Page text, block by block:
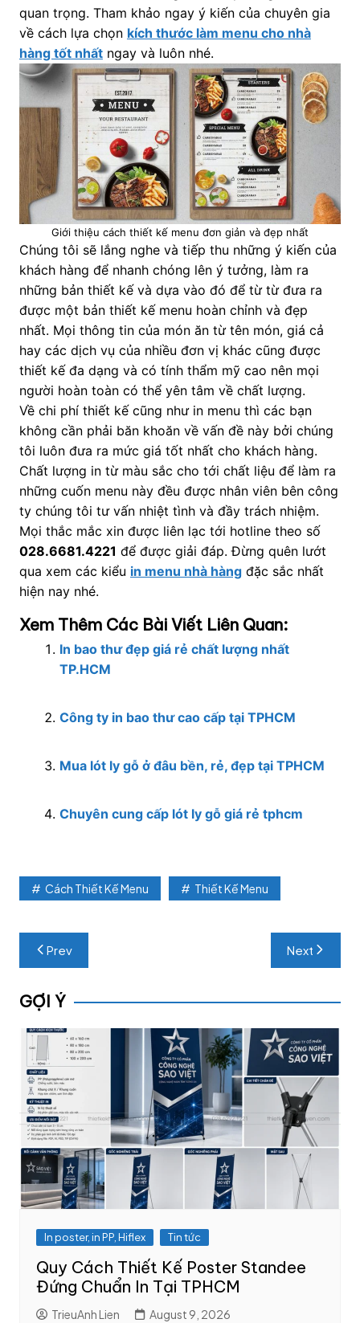
quan trọng. Tham khảo ngay ý kiến của chuyên gia
về cách lựa chọn kích thước làm menu cho nhà
hàng tốt nhấtngay và luôn nhé.
Giới thiệu cách thiết kế menu đơn giản và đẹp nhất
Chúng tôi sẽ lắng nghe và tiếp thu những ý kiến của
khách hàng để nhanh chóng lên ý tưởng, làm ra
những bản thiết kế và dựa vào đó để từ từ đưa ra
được một bản thiết kế menu hoàn chỉnh và đẹp
nhất. Mọi thông tin của món ăn từ tên món, giá cả
hay các dịch vụ của nhiều đơn vị khác cũng được
thiết kế đa dạng và có tính thẩm mỹ cao nên mọi
người hoàn toàn có thể yên tâm về chất lượng.
Về chi phí thiết kế cũng như in menu thì các bạn
không cần phải băn khoăn về vấn đề này bởi chúng
tôi luôn đưa ra mức giá tốt nhất cho khách hàng.
Chất lượng in từ màu sắc cho tới chất liệu để làm ra
những cuốn menu này đều được nhân viên bên công
ty chúng tôi tư vấn nhiệt tình và đầy trách nhiệm.
Mọi thắc mắc xin được liên lạc tới hotline theo số
028.6681.4221 để được giải đáp. Đừng quên lướt
qua xem các kiểu in menu nhà hàngđặc sắc nhất
hiện nay nhé.
Xem Thêm Các Bài Viết Liên Quan:
In bao thư đẹp giá rẻ chất lượng nhất
TP.HCM
Công ty in bao thư cao cấp tại TPHCM
Mua lót ly gỗ ở đâu bền, rẻ, đẹp tại TPHCM
Chuyên cung cấp lót ly gỗ giá rẻ tphcm
Cách Thiết Kế Menu Thiết Kế Menu
Post
navigation
Prev Next
GỢI Ý
In poster, in PP, Hiflex Tin tức
Quy Cách Thiết Kế Poster Standee
Đứng Chuẩn In Tại TPHCM
TrieuAnh Lien August 9, 2026